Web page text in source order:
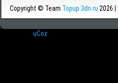
Copyright © Team Topup.3dn.ru 2026 |
uCoz